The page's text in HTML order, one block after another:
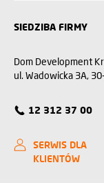
SIEDZIBA FIRMY
Dom Development
ul. Wadowicka 3A,
12 312 37 00
SERWIS DLA
KLIENTÓW